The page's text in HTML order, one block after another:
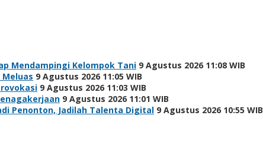
Mendampingi Kelompok Tani 9 Agustus 2026 11:08 WIB
9 Agustus 2026 11:05 WIB
9 Agustus 2026 11:03 WIB
9 Agustus 2026 11:01 WIB
Penonton, Jadilah Talenta Digital 9 Agustus 2026 10:55 WIB